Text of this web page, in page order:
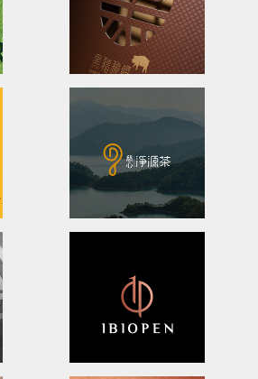
packaging
識別/包裝設計
OPPO MEDICAL
Advertising/Poster Design/
歐柏醫療/全球主視覺/產品策略/海
design.
計/品牌識別
logo Design/Packaging
黑橋牌黑豬秘饌/產品識別/包裝設